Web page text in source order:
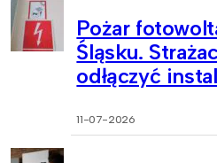
Pożar
Śląsku.
odłączyć
11-07-2026